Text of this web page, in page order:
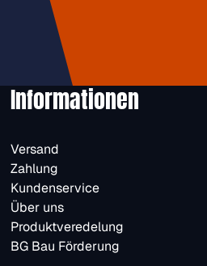
Informationen
Versand
Zahlung
Kundenservice
Über uns
Produktveredelung
BG Bau Förderung